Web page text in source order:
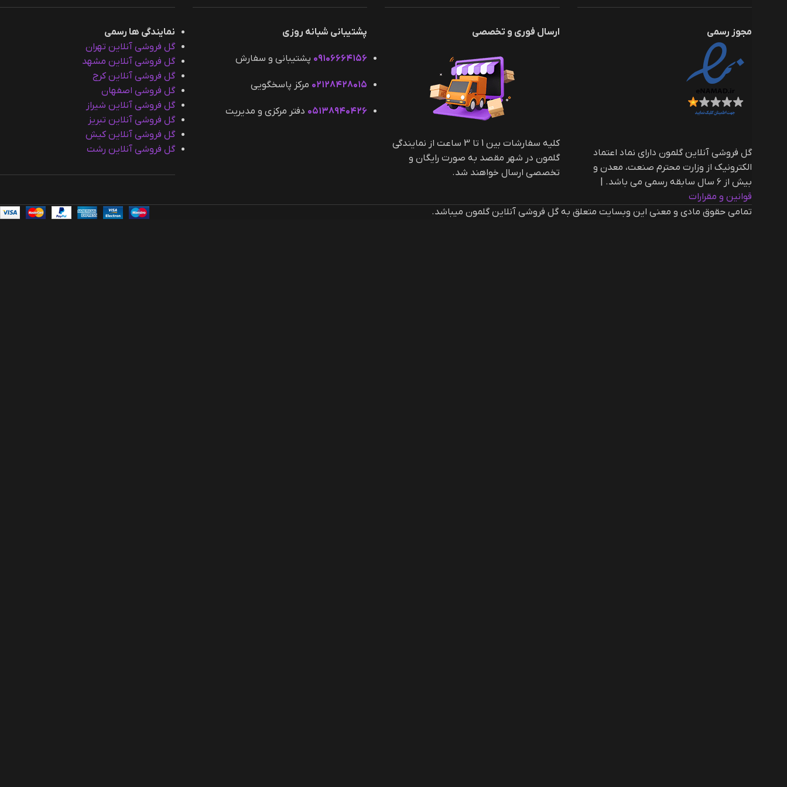
مجوز رسمی
گل فروشی آنلاین گلمون دارای نماد اعتماد
الکترونیک از وزارت محترم صنعت، معدن و
بیش از ۶ سال سابقه رسمی می باشد. |‌
قوانین و مقرارات
ارسال فوری و تخصصی
کلیه سفارشات بین 1 تا 3 ساعت از نمایندگی
گلمون در شهر مقصد به صورت رایگان و
تخصصی ارسال خواهند شد.
پشتیبانی شبانه روزی
۰۹۱۰۶۶۶۴۱۵۶ پشتیبانی و سفارش
۰۲۱۲۸۴۲۸۰۱۵ مرکز پاسخگویی
۰۵۱۳۸۹۴۰۴۲۶ دفتر مرکزی و مدیریت
نمایندگی ها رسمی
گل فروشی آنلاین تهران
گل فروشی آنلاین مشهد
گل فروشی آنلاین کرج
گل فروشی اصفهان
گل فروشی آنلاین شیراز
گل فروشی آنلاین تبریز
گل فروشی آنلاین کیش
گل فروشی آنلاین رشت
تمامی حقوق مادی و معنی این وبسایت متعلق به گل فروشی آنلاین گلمون میباشد.